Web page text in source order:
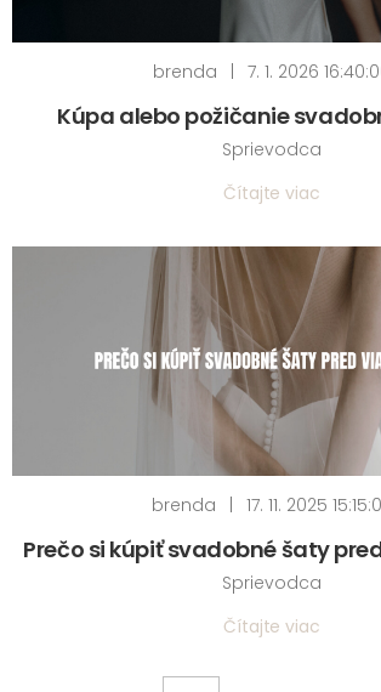
brenda | 7. 1. 2026
Kúpa alebo požičanie
Sprievodca
Čítajte viac
brenda 17. 11. 2025
Prečo si kúpiť svadobné šaty
Sprievodca
Čítajte viac